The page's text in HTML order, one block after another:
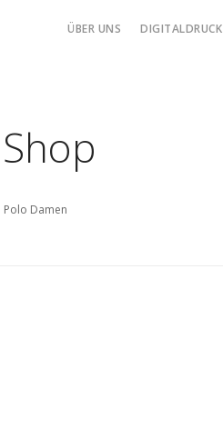
ÜBER UNS DIGITALDRUCK
Polo Damen